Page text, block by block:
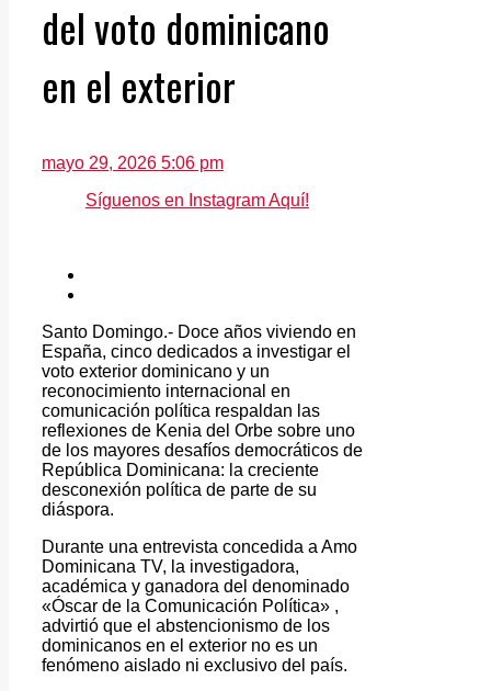
del voto dominicano
en el exterior
mayo 29, 2026 5:06 pm
Síguenos en Instagram Aquí!
Santo Domingo.- Doce años viviendo en
España, cinco dedicados a investigar el
voto exterior dominicano y un
reconocimiento internacional en
comunicación política respaldan las
reflexiones de Kenia del Orbe sobre uno
de los mayores desafíos democráticos de
República Dominicana: la creciente
desconexión política de parte de su
diáspora.
Durante una entrevista concedida a Amo
Dominicana TV, la investigadora,
académica y ganadora del denominado
«Óscar de la Comunicación Política» ,
advirtió que el abstencionismo de los
dominicanos en el exterior no es un
fenómeno aislado ni exclusivo del país.